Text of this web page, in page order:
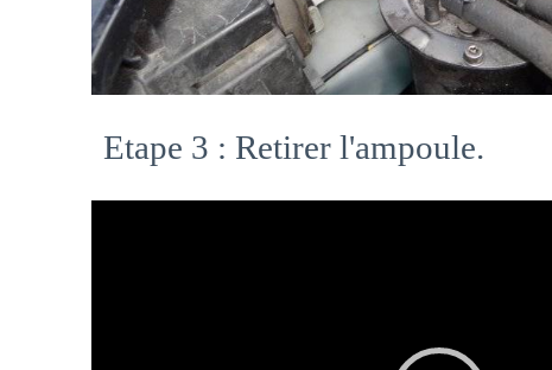
Etape 3 : Retirer l'ampoule.